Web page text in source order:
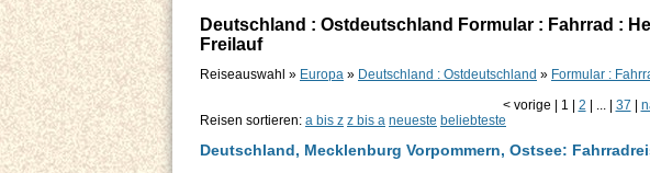
Deutschland : Ostdeutschland Formular : Fahrrad :
Freilauf
Reiseauswahl » Europa » Deutschland : Ostdeutschland » Formular :
< vorige | 1 | 2 | | 37 |
Reisen sortieren: a bis z z bis a neueste beliebteste
Deutschland, Mecklenburg Vorpommern, Ostsee: